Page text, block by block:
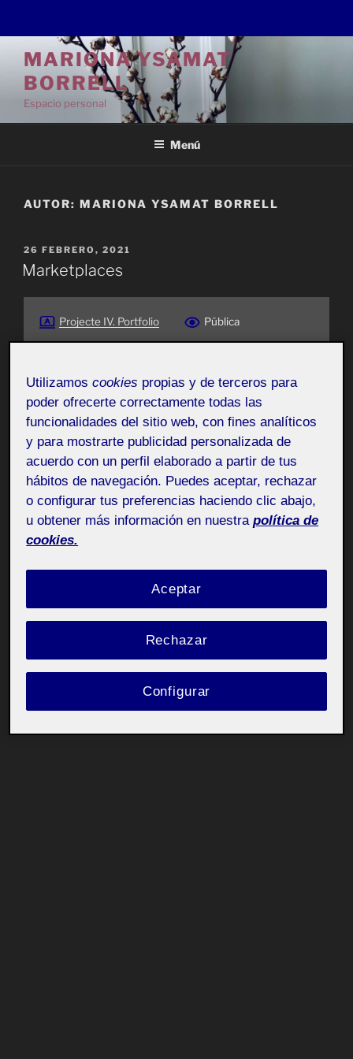
contenido
MARIONA YSAMAT
BORRELL
Espacio personal
Menú
AUTOR: MARIONA YSAMAT BORRELL
PUBLICADO
EL
26 FEBRERO, 2021
Marketplaces
Projecte IV. Portfolio Pública
Adjunto l’anàlisis dels diferents marketplaces que he
triat.
Utilizamoscookies propias y de terceros para
poder ofrecerte correctamente todas las
funcionalidades del sitio web, con fines analíticos
y para mostrarte publicidad personalizada de
acuerdo con un perfil elaborado a partir de tus
hábitos de navegación. Puedes aceptar, rechazar
o configurar tus preferencias haciendo clic abajo,
u obtener más información en nuestra política de
cookies.
Rechazar
Aceptar
Configurar